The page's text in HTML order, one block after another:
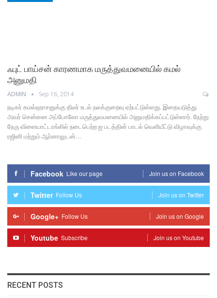
ஃபுட் பாய்சன் காரணமாக மருத்துவமனையில் கமல்
அனுமதி
ADMIN Sep 16, 2014
நடிகர் கமல்ஹாசனுக்கு திடீர் உடல் நலக்குறைவு ஏற்பட்டுள்ளது. இதையடுத்து
அவர் சென்னை அப்போலோ மருத்துவமனையில் அனுமதிக்கப்பட்டுள்ளார். நேற்று
நேரு விளையாட்டரங்கில் நடைபெற்ற ஐ படத்தின் பாடல் வெளியீட்டு விழாவுக்கு
ரஜினி மற்றும் ஆர்னாலுடன்…
Facebook Like our page Join us on Facebook
Twitter Follow Us Join us on Twitter
Google+ Follow Us Join us on Google
Youtube Subscribe Join us on Youtube
RECENT POSTS